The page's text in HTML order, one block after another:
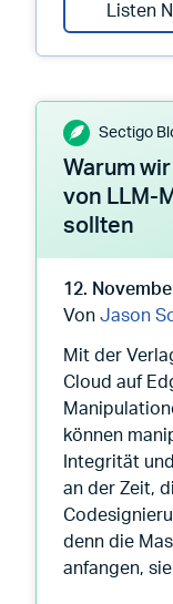
Listen
Sectigo
Warum
von LLM-
sollten
12.
Von Jason
Mit der
Cloud auf
können
Integrität
an der Zeit,
denn die
anfangen,